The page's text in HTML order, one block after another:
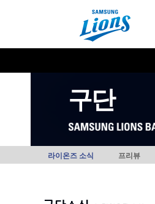
구단
라이온즈 소식 프리뷰